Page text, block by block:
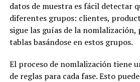
datos de muestra es fácil detectar
diferentes grupos: clientes,
sigue las guías de la
tablas basándose en estos grupos.
El proceso de nomlalización tiene
de reglas para cada fase. Esto